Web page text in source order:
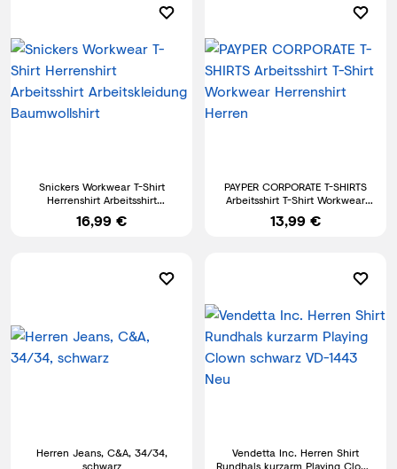
Snickers Workwear T-Shirt
Herrenshirt Arbeitsshirt
Arbeitskleidung Baumwollshirt
16,99 €
PAYPER CORPORATE T-SHIRTS
Arbeitsshirt T-Shirt Workwear
Herrenshirt Herren
13,99 €
Herren Jeans, C&A, 34/34,
schwarz
Vendetta Inc. Herren Shirt
Rundhals kurzarm Playing Clown